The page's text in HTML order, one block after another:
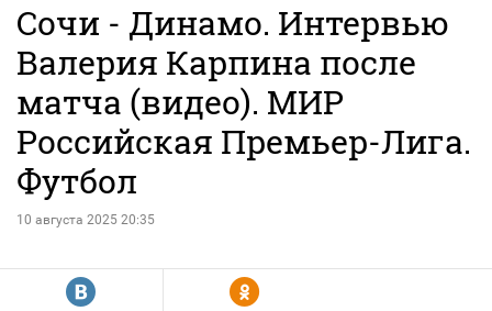
Сочи - Динамо. Интервью
Валерия Карпина после
матча (видео). МИР
Российская Премьер-Лига.
Футбол
10 августа 2025 20:35
R Y